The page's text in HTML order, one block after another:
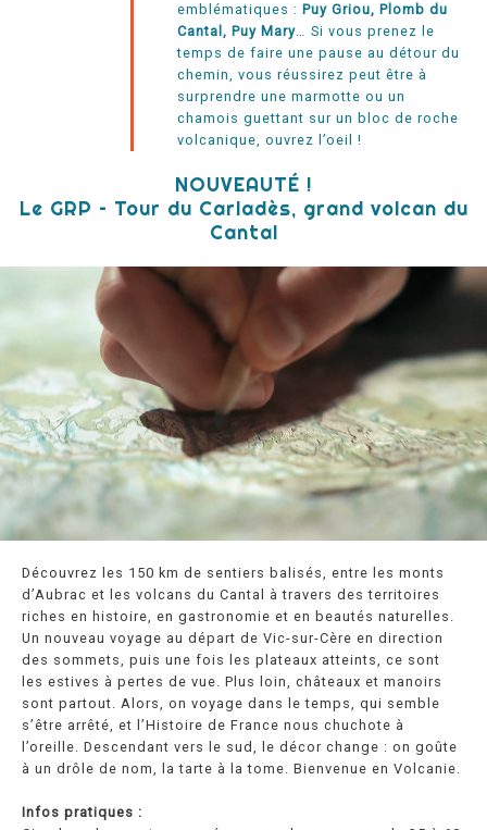
emblématiques : Puy Griou, Plomb du
Cantal, Puy Mary… Si vous prenez le
temps de faire une pause au détour du
chemin, vous réussirez peut être à
surprendre une marmotte ou un
chamois guettant sur un bloc de roche
volcanique, ouvrez l’oeil !
NOUVEAUTÉ !
Le GRP – Tour du Carladès, grand volcan du
Cantal
Découvrez les 150 km de sentiers balisés, entre les monts
d’Aubrac et les volcans du Cantal à travers des territoires
riches en histoire, en gastronomie et en beautés naturelles.
Un nouveau voyage au départ de Vic-sur-Cère en direction
des sommets, puis une fois les plateaux atteints, ce sont
les estives à pertes de vue. Plus loin, châteaux et manoirs
sont partout. Alors, on voyage dans le temps, qui semble
s’être arrêté, et l’Histoire de France nous chuchote à
l’oreille. Descendant vers le sud, le décor change : on goûte
à un drôle de nom, la tarte à la tome. Bienvenue en Volcanie.
Infos pratiques :